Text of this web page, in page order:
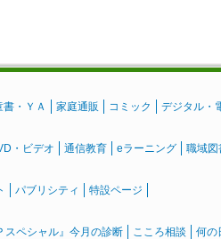
書・ＹＡ 家庭通販 コミック デジタル・
・ビデオ 通信教育 eラーニング 職域図
パブリシティ 特設ページ
スペシャル』今月の診断 こころ相談 何の